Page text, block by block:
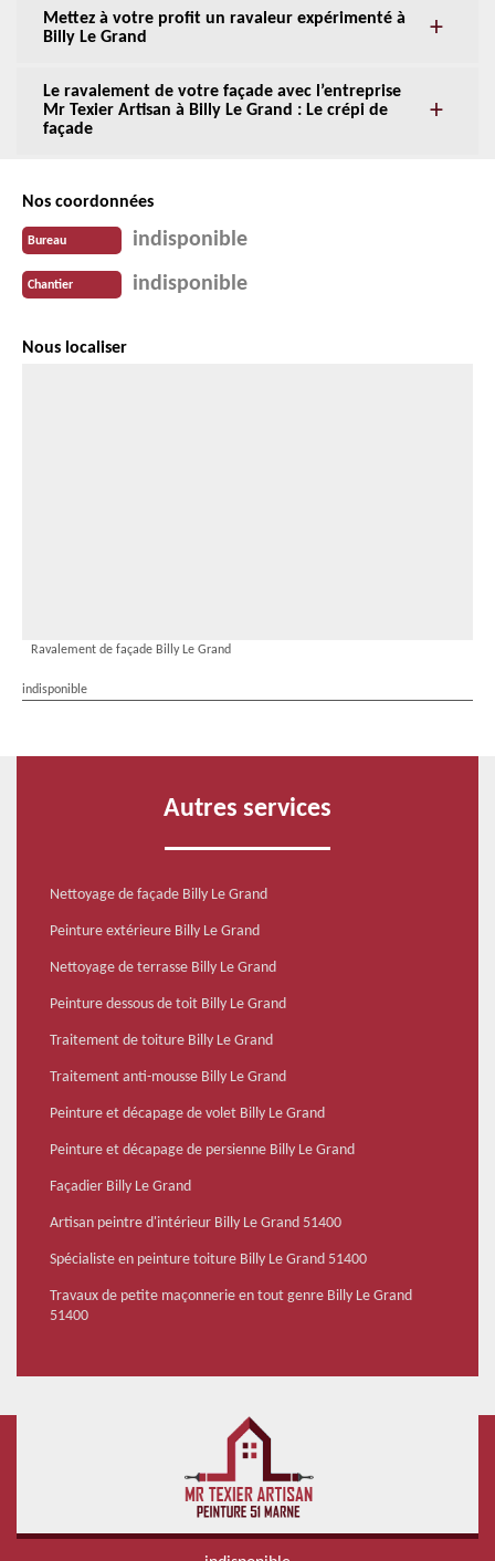
Mettez à votre profit un ravaleur expérimenté à
Billy Le Grand
Le ravalement de votre façade avec l’entreprise
Mr Texier Artisan à Billy Le Grand : Le crépi de
façade
Nos coordonnées
Bureau indisponible
Chantier indisponible
Nous localiser
Ravalement de façade Billy Le Grand
indisponible
Autres services
Nettoyage de façade Billy Le Grand
Peinture extérieure Billy Le Grand
Nettoyage de terrasse Billy Le Grand
Peinture dessous de toit Billy Le Grand
Traitement de toiture Billy Le Grand
Traitement anti-mousse Billy Le Grand
Peinture et décapage de volet Billy Le Grand
Peinture et décapage de persienne Billy Le Grand
Façadier Billy Le Grand
Artisan peintre d'intérieur Billy Le Grand 51400
Spécialiste en peinture toiture Billy Le Grand 51400
Travaux de petite maçonnerie en tout genre Billy Le Grand
51400